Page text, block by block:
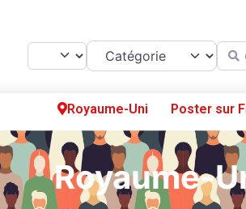
Select search type
Catégorie
Royaume-Uni Poster sur
Royaume-